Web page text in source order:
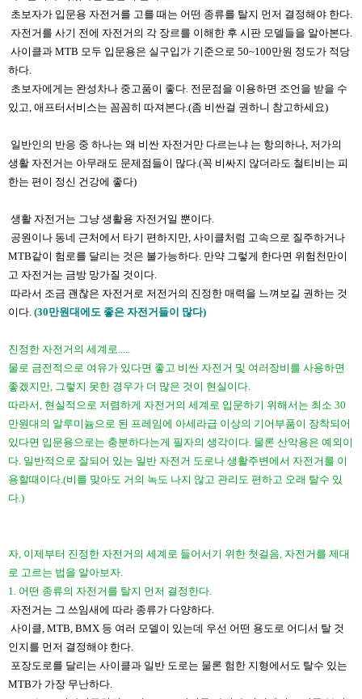
초보자가 입문용 자전거를 고를 때는 어떤 종류를 탈지 먼저 결정해야 한다.
자전거를 사기 전에 자전거의 각 장르를 이해한 후 시판 모델들을 알아본다.
사이클과 MTB 모두 입문용은 실구입가 기준으로 50~100만원 정도가 적당
하다.
초보자에게는 완성차나 중고품이 좋다​. 전문점을 이용하면 조언을 받을 수
있고, 애프터서비스는 꼼꼼히 따져본다.(좀 비싼걸 권하니 참고하세요)
일반인의 반응 중 하나는 왜 비싼 자전거만 다르는냐 는 항의하나, 저가의
생활 자전거는 아무래도 문제점들이 많다.(꼭 비싸지 않더라도 철티비는 피
한는 편이 정신 건강에 좋다)
생활 자전거는 그냥 생활용 자전거일 뿐이다.
공원이나 동네 근처에서 타기 편하지만, 사이클처럼 고속으로 질주하거나
MTB같이 험로를 달리는 것은 불가능하다. 만약 그렇게 한다면 위험천만이
고 자전거는 금방 망가질 것이다.
따라서 조금 괜찮은 자전거로 저전거의 진정한 매력을 느껴보길 권하는 것
이다. (30만원대에도 좋은 자전거들이 많다)
진정한 자전거의 세계로.....
​물로 금전적으로 여유가 있다면 좋고 비싼 자전거 및 여러장비를 사용하면
좋겠지만, 그렇지 못한 경우가 더 많은 것이 현실이다.
따라서, 현실적으로 저렴하게 자전거의 세계로 입문하기 위해서는 최소 30
만원대의 알루미늄으로 된 프레임에 아세라급 이상의 기어부품이 장착되어
있다면 입문용으로는 충분하다는게 필자의 생각이다. 물론 산악용은 예외이
다. 일반적으로 잘되어 있는 일반 자전거 도로나 생활주변에서 자전거를 이
용할때이다.(비를 맞아도 거의 녹도 나지 않고 관리도 편하고 오래 탈수 있
다.)
자, 이제부터 진정한 자전거의 세계로 들어서기 위한 첫걸음, 자전거를 제대
로 고르는 법을 알아보자.
1. 어떤 종류의 자전거를 탈지 먼저 결정한다.
자전거는 그 쓰임새에 따라 종류가 다양하다.
사이클, MTB, BMX 등 여러 모델이 있는데 우선 어떤 용도로 어디서 탈 것
인지를 먼저 결정해야 한다.
포장도로를 달리는 사이클과 일반 도로는 물론 험한 지형에서도 탈수 있는
MTB가 가장 무난하다.